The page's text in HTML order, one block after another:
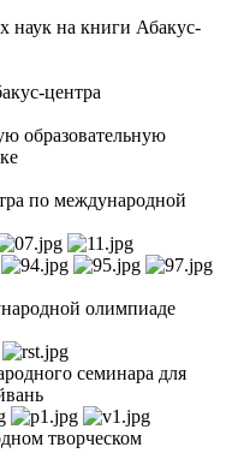
наук на книги Абакус-
центра
образовательную
по международной
олимпиаде
семинара для
творческом